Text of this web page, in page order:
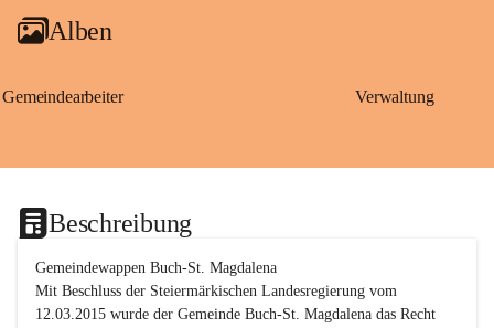
Alben
Gemeindearbeiter Verwaltung
Beschreibung
Gemeindewappen Buch-St. Magdalena
Mit Beschluss der Steiermärkischen Landesregierung vom
12.03.2015 wurde der Gemeinde Buch-St. Magdalena das Recht